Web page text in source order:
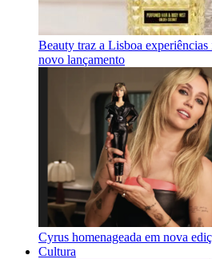
Beauty traz a Lisboa experiências
novo lançamento
Cyrus homenageada em nova
Cultura